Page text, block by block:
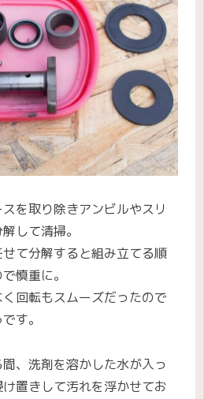
を取り除きアンビルやスリ
して清掃。
て分解すると組み立てる順
慎重に。
回転もスムーズだったので
す。
、洗剤を溶かした水が入っ
置きして汚れを浮かせてお